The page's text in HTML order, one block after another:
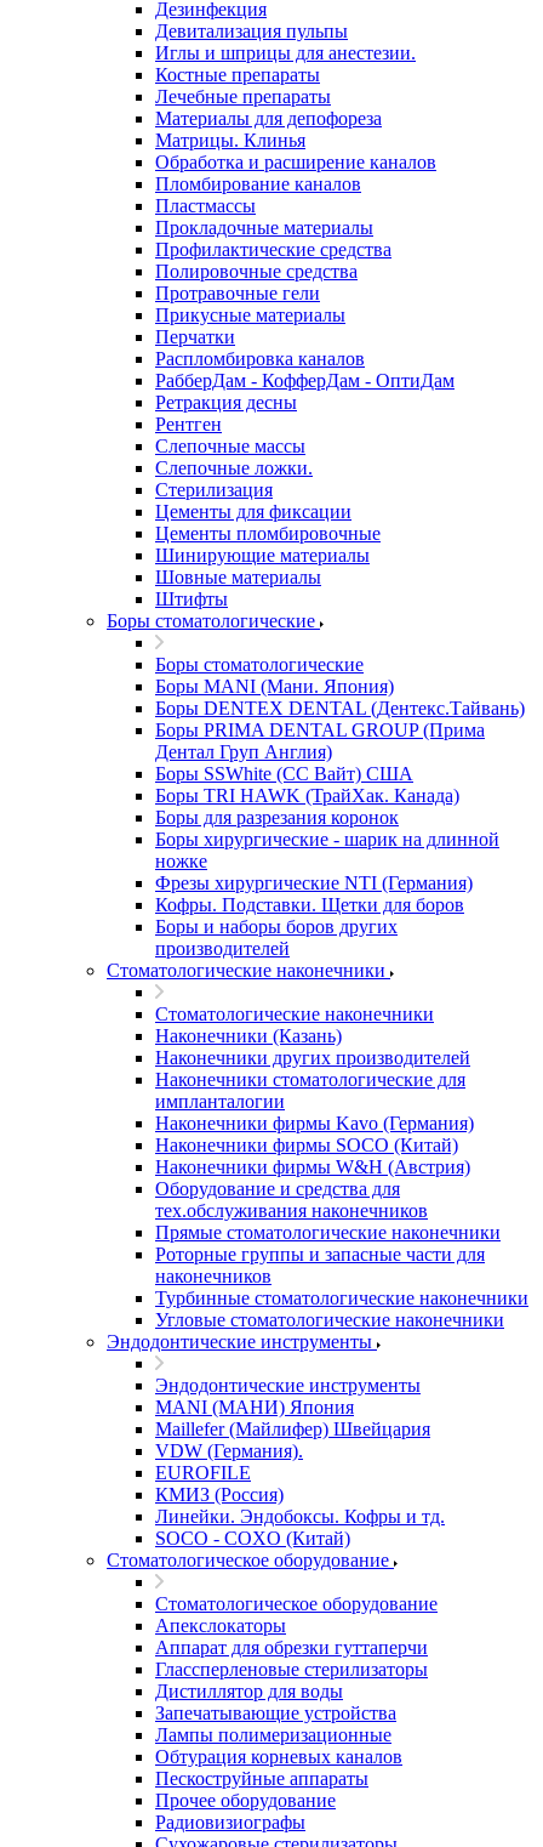
Дезинфекция
Девитализация пульпы
Иглы и шприцы для анестезии.
Костные препараты
Лечебные препараты
Материалы для депофореза
Матрицы. Клинья
Обработка и расширение каналов
Пломбирование каналов
Пластмассы
Прокладочные материалы
Профилактические средства
Полировочные средства
Протравочные гели
Прикусные материалы
Перчатки
Распломбировка каналов
РабберДам - КофферДам - ОптиДам
Ретракция десны
Рентген
Слепочные массы
Слепочные ложки.
Стерилизация
Цементы для фиксации
Цементы пломбировочные
Шинирующие материалы
Шовные материалы
Штифты
Боры стоматологические
Боры стоматологические
Боры MANI (Мани. Япония)
Боры DENTEX DENTAL (Дентекс.Тайвань)
Боры PRIMA DENTAL GROUP (Прима
Дентал Груп Англия)
Боры SSWhite (СС Вайт) США
Боры TRI HAWK (ТрайХак. Канада)
Боры для разрезания коронок
Боры хирургические - шарик на длинной
ножке
Фрезы хирургические NTI (Германия)
Кофры. Подставки. Щетки для боров
Боры и наборы боров других
производителей
Стоматологические наконечники
Стоматологические наконечники
Наконечники (Казань)
Наконечники других производителей
Наконечники стоматологические для
импланталогии
Наконечники фирмы Kavo (Германия)
Наконечники фирмы SOCO (Китай)
Наконечники фирмы W&H (Австрия)
Оборудование и средства для
тех.обслуживания наконечников
Прямые стоматологические наконечники
Роторные группы и запасные части для
наконечников
Турбинные стоматологические наконечники
Угловые стоматологические наконечники
Эндодонтические инструменты
Эндодонтические инструменты
MANI (МАНИ) Япония
Maillefer (Майлифер) Швейцария
VDW (Германия).
EUROFILE
КМИЗ (Россия)
Линейки. Эндобоксы. Кофры и тд.
SOCO - COXO (Китай)
Стоматологическое оборудование
Стоматологическое оборудование
Апекслокаторы
Аппарат для обрезки гуттаперчи
Глассперленовые стерилизаторы
Дистиллятор для воды
Запечатывающие устройства
Лампы полимеризационные
Обтурация корневых каналов
Пескоструйные аппараты
Прочее оборудование
Радиовизиографы